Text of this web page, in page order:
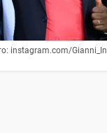
instagram.com/